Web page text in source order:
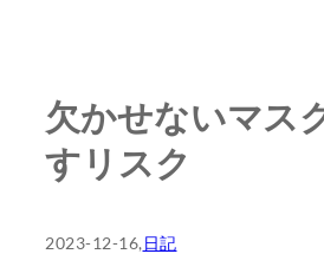
欠かせないマス
すリスク
2023-12-16, 日記